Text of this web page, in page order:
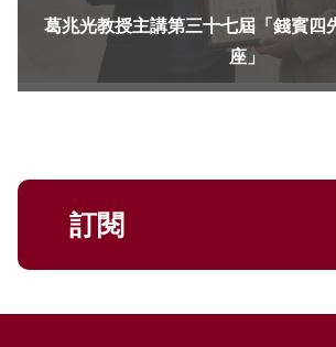
葛兆光教授主講第三十七屆「錢賓四
座」
訂閱